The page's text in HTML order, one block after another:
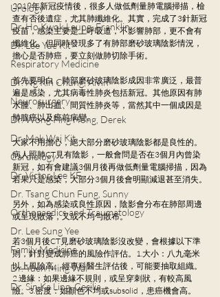
Urology
Dr. Ho Kwok Leung, Franklin
Dr. Lee Yue Kit
Respiratory Medicine
Dr. Ng Kin Chung, Alvin
Neurosurgery
Dr. Wong Ping Hong, Derek
Dr. Mak Wai Kit
Cardiology
Dr. Victor Lee KF
Dr. Tsang Chun Fung, Sunny
Orthopaedics and Traumatology
Dr. Lee Sung Yee
Family Medicine
Dr. Yuen Ming Wai
Dr. Sin Ka Ling, Cecilia
2019年新冠疫情後，很多人做低劑量肺電腦掃描，檢
查有否後遺症，尤其肺纖維化。其實，完成了3針新冠
疫苗，感染主要是上呼吸道，不影響肺部，更不會有
纖維化。但同時發現多了有肺部磨砂玻璃陰影情況，
擔心是否肺癌，要立刻做肺切除手術。
首先要明白，肺部磨砂玻璃陰影成因非常廣泛，最普
遍是感染，尤其病毒性肺炎包括新冠。其他原因有肺
水腫、肺出血、間質性肺炎等，當然其中一個成因是
肺腺癌以及癌前病變。
大家不用擔心，絕大部分磨砂玻璃陰影都是良性的。
病人照肺CT見有陰影，一般會問是否在3個月內曾染
新冠，如有會建議3個月後再做低劑量電腦掃描，因為
若果只是感染，大部分3個月後會明顯減退甚至消失。
另外，如為感染或良性原因，陰影會分布在肺部周邊
或呈現散落，又或不均勻散布。
若3個月後CT見磨砂玻璃陰影沒改變，會根據以下準
則，針對變成肺癌的風險作評估。1.大小：八九毫米
以上風險高。經專科醫生評估後，可能要抽取組織。
2.邊緣：如果邊緣不規則，或呈穿刺狀，有較高風
險。3.密度：如顏色不均或subsolid，患癌機會高。